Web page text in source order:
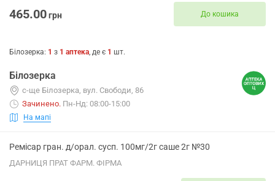
465.00грн До кошика
Білозерка: 1 з 1 аптека, де є 1 шт.
Білозерка
с-ще Білозерка, вул. Свободи, 86
Зачинено. Пн-Нд: 08:00-15:00
На мапі
Ремісар гран. д/орал. сусп. 100мг/2г саше 2г №30
ДАРНИЦЯ ПРАТ ФАРМ. ФІРМА